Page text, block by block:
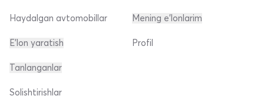
Haydalgan avtomobillar
E'lon yaratish
Mening e'lonlarim
Profil
Tanlanganlar
Solishtirishlar